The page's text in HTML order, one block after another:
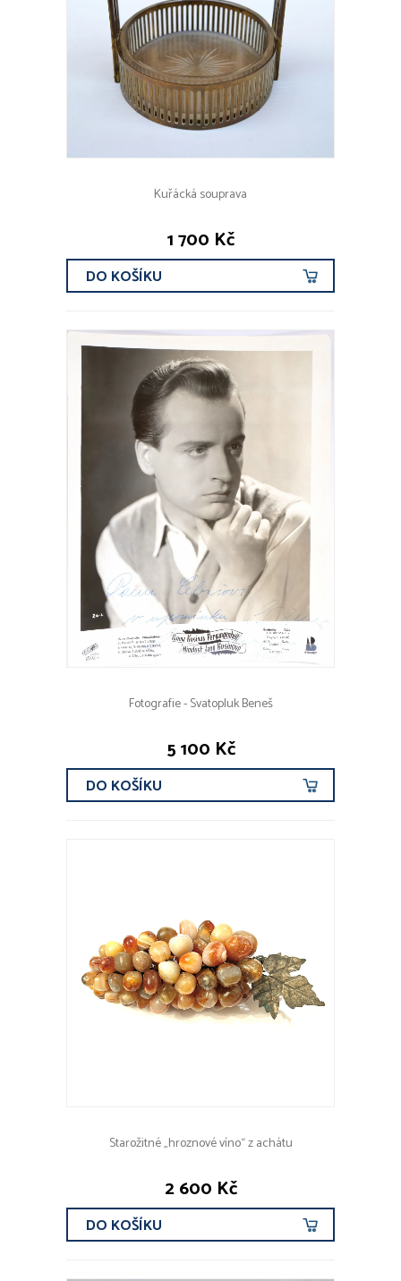
Kuřácká souprava
1 700 Kč
DO KOŠÍKU
Fotografie - Svatopluk Beneš
5 100 Kč
DO KOŠÍKU
Starožitné „hroznové víno“ z achátu
2 600 Kč
DO KOŠÍKU